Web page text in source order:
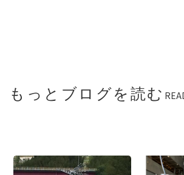
もっとブログを読む